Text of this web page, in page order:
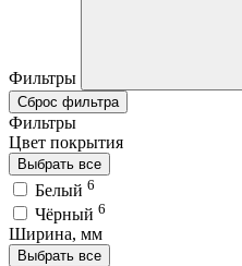
Фильтры
Сброс фильтра
Фильтры
Цвет покрытия
Выбрать все
Белый 6
Чёрный 6
Ширина, мм
Выбрать все